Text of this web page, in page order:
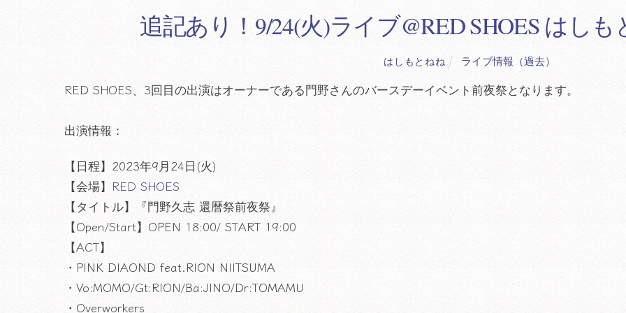
追記あり！9/24(火)ライブ@RED SHOES はし
はしもとねね ライブ情報（過去）
RED SHOES、3回目の出演はオーナーである門野さんのバースデーイベント前夜祭となります。
出演情報：
【日程】2023年9月24日(火)
【会場】 RED SHOES
【タイトル】『門野久志 還暦祭前夜祭』
【Open/Start】OPEN 18:00/ START 19:00
【ACT】
・PINK DIAOND feat.RION NIITSUMA
・Vo:MOMO/Gt:RION/Ba:JINO/Dr:TOMAMU
・Overworkers